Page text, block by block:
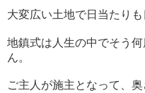
大変広い土地で日当たり
地鎮式は人生の中でそう
ん。
ご主人が施主となって、